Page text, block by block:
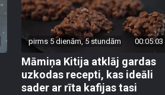
pirms 5 dienām, 5 stundām 00:05:03
Māmiņa Kitija atklāj gardas
uzkodas recepti, kas ideāli
sader ar rīta kafijas tasi